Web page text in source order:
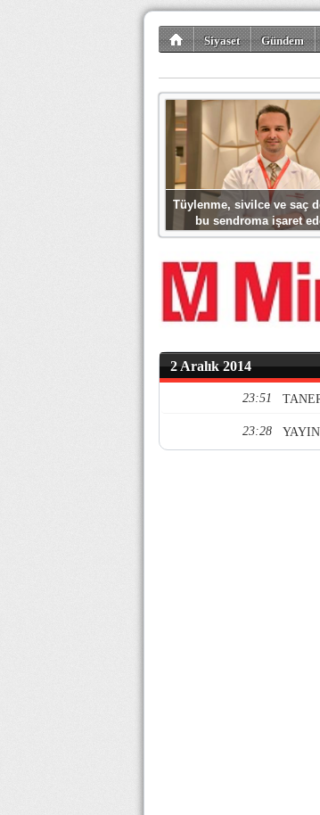
Siyaset Gündem
Tüylenme, sivilce ve saç
bu sendroma işaret
2 Aralık 2014
23:51
23:28